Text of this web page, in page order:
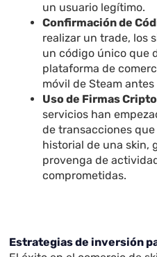
un usuario legítimo.
Confirmación de
realizar un trade, los
un código único que
plataforma de
móvil de Steam
Uso de Firmas
servicios han
de transacciones
historial de una skin,
provenga de
comprometidas.
Estrategias de inversión